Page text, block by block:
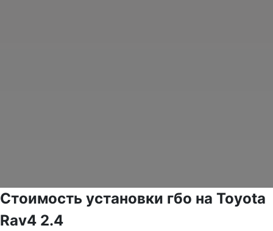
Стоимость установки гбо на Toyota
Rav4 2.4